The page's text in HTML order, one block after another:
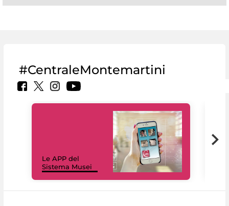
#CentraleMontemartini
Le APP del
Sistema Musei